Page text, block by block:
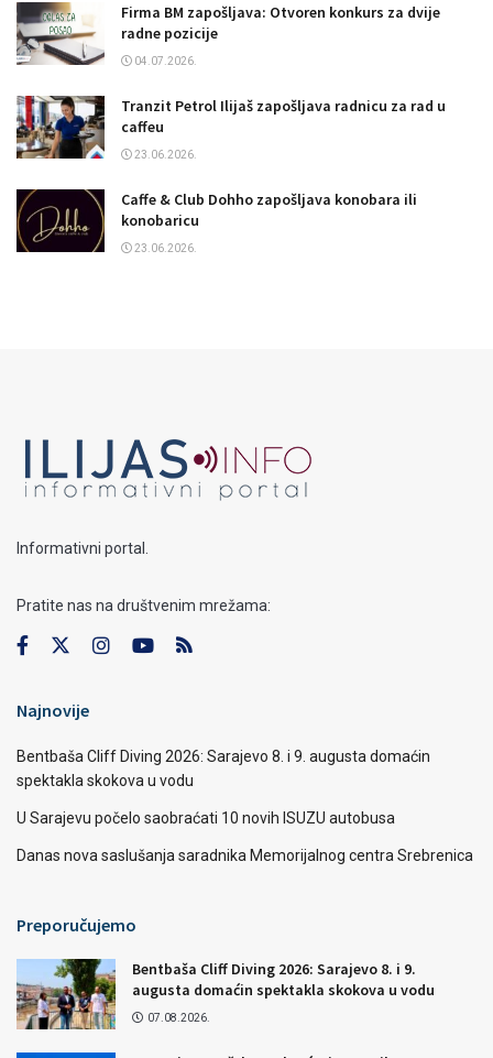
Firma BM zapošljava: Otvoren konkurs za dvije
radne pozicije
04.07.2026.
Tranzit Petrol Ilijaš zapošljava radnicu za rad u
caffeu
23.06.2026.
Caffe & Club Dohho zapošljava konobara ili
konobaricu
23.06.2026.
Informativni portal.
Pratite nas na društvenim mrežama:
Najnovije
Bentbaša Cliff Diving 2026: Sarajevo 8. i 9. augusta domaćin
spektakla skokova u vodu
U Sarajevu počelo saobraćati 10 novih ISUZU autobusa
Danas nova saslušanja saradnika Memorijalnog centra Srebrenica
Preporučujemo
Bentbaša Cliff Diving 2026: Sarajevo 8. i 9.
augusta domaćin spektakla skokova u vodu
07.08.2026.